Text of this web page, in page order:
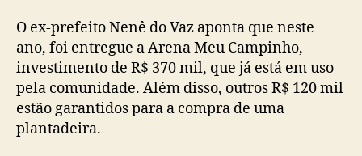
O ex-prefeito Nenê do Vaz aponta que neste
ano, foi entregue a Arena Meu Campinho,
investimento de R$ 370 mil, que já está em uso
pela comunidade. Além disso, outros R$ 120 mil
estão garantidos para a compra de uma
plantadeira.